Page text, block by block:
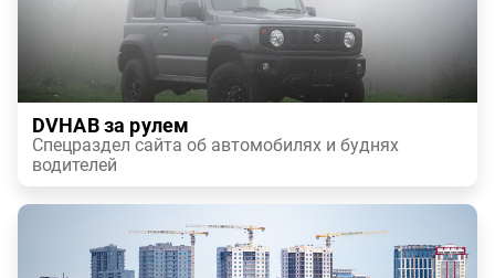
DVHAB за рулем
Спецраздел сайта об автомобилях и буднях
водителей